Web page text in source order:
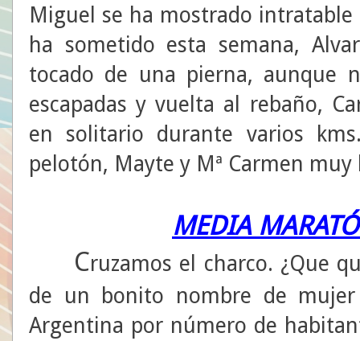
Miguel se ha mostrado
ha sometido esta semana,
tocado de una pierna, aunque
escapadas y vuelta al rebaño,
en solitario durante varios
pelotón, Mayte y Mª Carmen
MEDIA
Cruzamos el charco. ¿Que
de un bonito nombre de
Argentina por número de